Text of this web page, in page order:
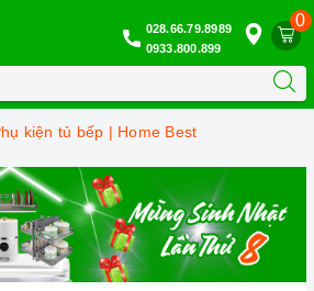
0
028.66.79.8989
0933.800.899
kiện tủ bếp | Home Best